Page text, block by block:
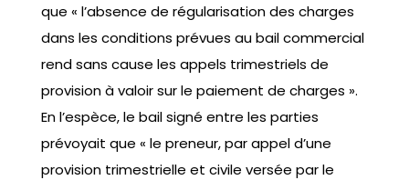
que « l’absence de régularisation des charges
dans les conditions prévues au bail commercial
rend sans cause les appels trimestriels de
provision à valoir sur le paiement de charges ».
En l’espèce, le bail signé entre les parties
prévoyait que « le preneur, par appel d’une
provision trimestrielle et civile versée par le